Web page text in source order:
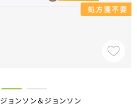
ジョンソン＆ジョンソン